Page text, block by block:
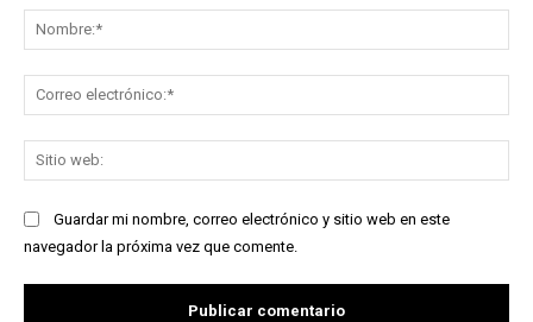
Guardar mi nombre, correo electrónico y sitio web en este
navegador la próxima vez que comente.